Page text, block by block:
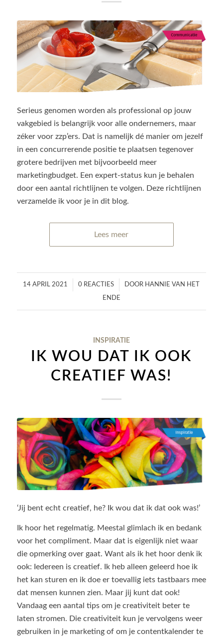
Serieus genomen worden als professional op jouw
vakgebied is belangrijk voor alle ondernemers, maar
zéker voor zzp’ers. Dat is namelijk dé manier om jezelf
in een concurrerende positie te plaatsen tegenover
grotere bedrijven met bijvoorbeeld meer
marketingbudget. Een expert-status kun je behalen
door een aantal richtlijnen te volgen. Deze richtlijnen
verzamelde ik voor je in dit blog.
Lees meer
14 APRIL 2021
/ 0 REACTIES
/ DOOR HANNIE VAN HET
ENDE
INSPIRATIE
IK WOU DAT IK OOK
CREATIEF WAS!
‘Jij bent echt creatief, he? Ik wou dat ik dat ook was!’
Ik hoor het regelmatig. Meestal glimlach ik en bedank
voor het compliment. Maar dat is eigenlijk niet waar
die opmerking over gaat. Want als ik het hoor denk ik
ook: Iedereen is creatief. Ik heb alleen geleerd hoe ik
het kan sturen en ik doe er toevallig iets tastbaars mee
dat mensen kunnen zien. Maar jij kunt dat ook!
Vandaag een aantal tips om je creativiteit beter te
laten stromen. Die creativiteit kun je vervolgens weer
gebruiken in je marketing of om je contentkalender te